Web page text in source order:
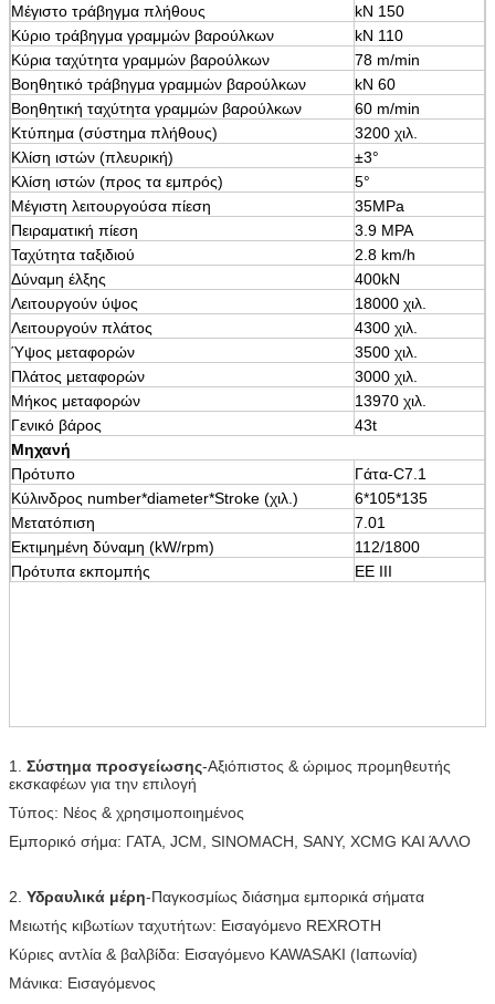
Μέγιστο τράβηγμα πλήθους
kN 150
Κύριο τράβηγμα γραμμών βαρούλκων
kN 110
Κύρια ταχύτητα γραμμών βαρούλκων
78 m/min
Βοηθητικό τράβηγμα γραμμών βαρούλκων
kN 60
Βοηθητική ταχύτητα γραμμών βαρούλκων
60 m/min
Κτύπημα (σύστημα πλήθους)
3200 χιλ.
Κλίση ιστών (πλευρική)
±3°
Κλίση ιστών (προς τα εμπρός)
5°
Μέγιστη λειτουργούσα πίεση
35MPa
Πειραματική πίεση
3.9 MPA
Ταχύτητα ταξιδιού
2.8 km/h
Δύναμη έλξης
400kN
Λειτουργούν ύψος
18000 χιλ.
Λειτουργούν πλάτος
4300 χιλ.
Ύψος μεταφορών
3500 χιλ.
Πλάτος μεταφορών
3000 χιλ.
Μήκος μεταφορών
13970 χιλ.
Γενικό βάρος
43t
Μηχανή
Πρότυπο
Γάτα-C7.1
Κύλινδρος number*diameter*Stroke (χιλ.)
6*105*135
Μετατόπιση
7.01
Εκτιμημένη δύναμη (kW/rpm)
112/1800
Πρότυπα εκπομπής
ΕΕ ΙΙΙ
1. Σύστημα προσγείωσης-Αξιόπιστος & ώριμος προμηθευτής
εκσκαφέων για την επιλογή
Τύπος: Νέος & χρησιμοποιημένος
Εμπορικό σήμα: ΓΑΤΑ, JCM, SINOMACH, SANY, XCMG ΚΑΙ ΆΛΛΟ
2. Υδραυλικά μέρη-Παγκοσμίως διάσημα εμπορικά σήματα
Μειωτής κιβωτίων ταχυτήτων: Εισαγόμενο REXROTH
Κύριες αντλία & βαλβίδα: Εισαγόμενο KAWASAKI (Ιαπωνία)
Μάνικα: Εισαγόμενος